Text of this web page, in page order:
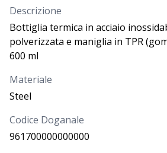
11,000€
CODICE
Naturale
PREZZO
DISPONIBILITÀ
Più di 717
Descrizione
Bottiglia termica in acciaio
polverizzata e maniglia in TPR
600 ml
Materiale
Steel
Codice Doganale
961700000000000